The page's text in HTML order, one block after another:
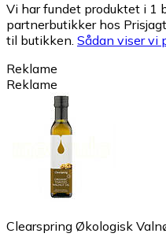
Vi har fundet produktet i 1
partnerbutikker hos
til butikken. Sådan viser vi
Reklame
Reklame
Clearspring Økologisk